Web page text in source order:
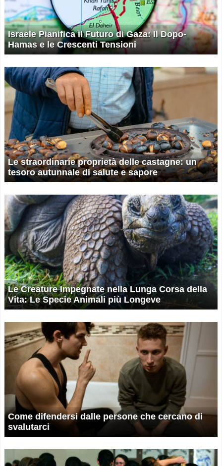
Israele Pianifica il Futuro di Gaza: Il Dopo-
Hamas e le Crescenti Tensioni
Le straordinarie proprietà delle castagne: un
tesoro autunnale di salute e sapore
Le Creature Impegnate nella Lunga Corsa della
Vita: Le Specie Animali più Longeve
Come difendersi dalle persone che cercano di
svalutarci